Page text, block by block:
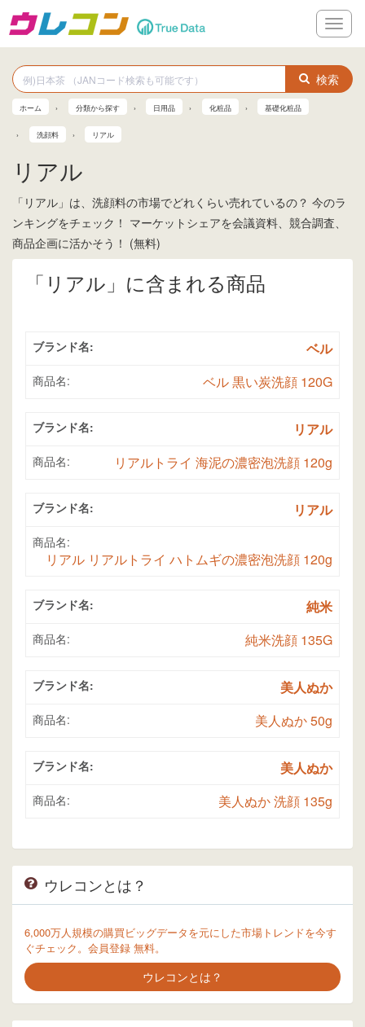
メ
ニ
ー
検索
ホーム 分類から探す 日用品 化粧品 基礎化粧品
洗顔料 リアル
リアル
「リアル」は、洗顔料の市場でどれくらい売れているの？ 今のラ
ンキングをチェック！ マーケットシェアを会議資料、競合調査、
商品企画に活かそう！ (無料)
「リアル」に含まれる商品
ブランド名: ベル
商品名: ベル 黒い炭洗顔 120G
ブランド名: リアル
商品名: リアルトライ 海泥の濃密泡洗顔 120g
ブランド名: リアル
商品名:
リアル リアルトライ ハトムギの濃密泡洗顔 120g
ブランド名: 純米
商品名: 純米洗顔 135G
ブランド名: 美人ぬか
商品名: 美人ぬか 50g
ブランド名: 美人ぬか
商品名: 美人ぬか 洗顔 135g
ウレコンとは？
6,000万人規模の購買ビッグデータを元にした市場トレンドを今す
ぐチェック。会員登録 無料。
ウレコンとは？